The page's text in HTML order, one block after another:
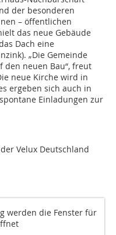
der besonderen
– öffentlichen
das neue Gebäude
Dach eine
„Die Gemeinde
den neuen Bau“, freut
neue Kirche wird in
ergeben sich auch in
Einladungen zur
Velux Deutschland
werden die Fenster für